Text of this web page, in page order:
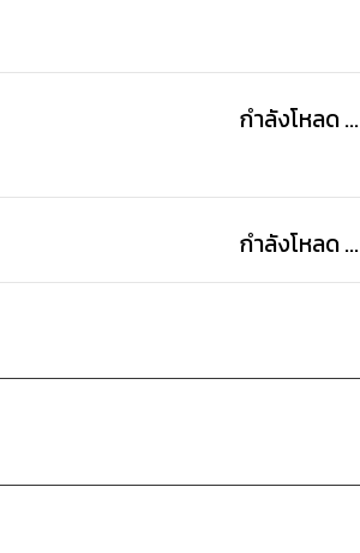
กำลังโหลด ...
กำลังโหลด ...